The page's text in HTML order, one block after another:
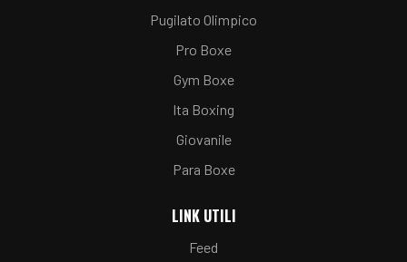
Pugilato Olimpico
Pro Boxe
Gym Boxe
Ita Boxing
Giovanile
Para Boxe
LINK UTILI
Feed